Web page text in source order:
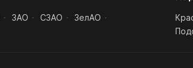
· ЗАО · СЗАО · ЗелАО ·